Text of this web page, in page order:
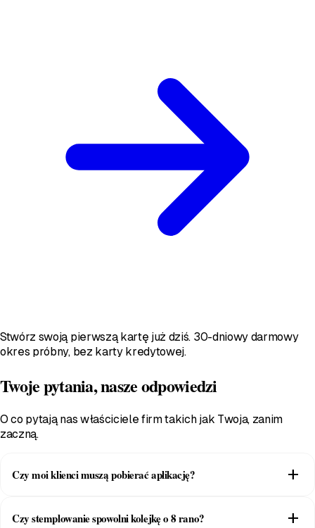
Stwórz swoją pierwszą kartę już dziś. 30-dniowy darmowy
okres próbny, bez karty kredytowej.
Twoje pytania, nasze odpowiedzi
O co pytają nas właściciele firm takich jak Twoja, zanim
zaczną.
Czy moi klienci muszą pobierać aplikację? add
lub Google Wallet. Nic nie instalują i nic nie wpisują, płacąc za
Czy stemplowanie spowolni kolejkę o 8 rano? add